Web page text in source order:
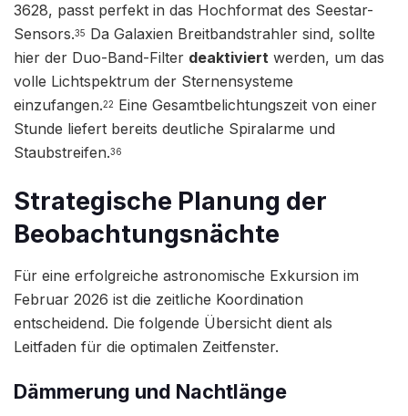
3628, passt perfekt in das Hochformat des Seestar-
Sensors.35 Da Galaxien Breitbandstrahler sind, sollte
hier der Duo-Band-Filter deaktiviert werden, um das
volle Lichtspektrum der Sternensysteme
einzufangen.22 Eine Gesamtbelichtungszeit von einer
Stunde liefert bereits deutliche Spiralarme und
Staubstreifen.36
Strategische Planung der
Beobachtungsnächte
Für eine erfolgreiche astronomische Exkursion im
Februar 2026 ist die zeitliche Koordination
entscheidend. Die folgende Übersicht dient als
Leitfaden für die optimalen Zeitfenster.
Dämmerung und Nachtlänge